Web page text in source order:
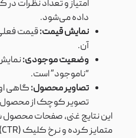
امتیاز و تعداد نظرات
داده می‌شود.
نمایش قیمت:قیمت
آن.
وضعیت موجودی:
“ناموجود” است.
تصاویر محصول:گاهی
تصویر کوچک از محصول
این نتایج غنی، صفحات محصول
متمایز کرده و نرخ کلیک (CTR) را به شدت افزایش می‌دهند.